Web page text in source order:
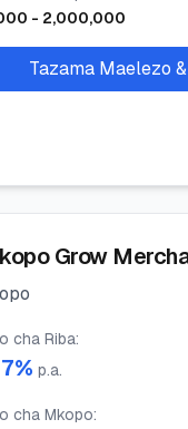
- 2,000,000
Tazama Maelezo
Grow
cha Riba:
7% p.a.
cha Mkopo: